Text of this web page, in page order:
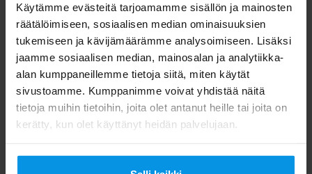
Käytämme evästeitä tarjoamamme sisällön ja mainosten
räätälöimiseen, sosiaalisen median ominaisuuksien
tukemiseen ja kävijämäärämme analysoimiseen. Lisäksi
jaamme sosiaalisen median, mainosalan ja analytiikka-
alan kumppaneillemme tietoja siitä, miten käytät
sivustoamme. Kumppanimme voivat yhdistää näitä
tietoja muihin tietoihin, joita olet antanut heille tai joita on
kerätty, kun olet käyttänyt heidän palvelujaan.
vastaanottamaan.
Digita tiedottaa korjaustöiden
etenemisestä verkkosivuillaan.
Digita pahoittelee katkoksista